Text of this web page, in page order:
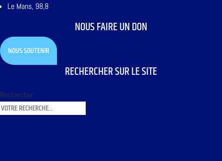
Le Mans, 98,8
NOUS FAIRE UN DON
NOUS SOUTENIR
RECHERCHER SUR LE SITE
Rechercher